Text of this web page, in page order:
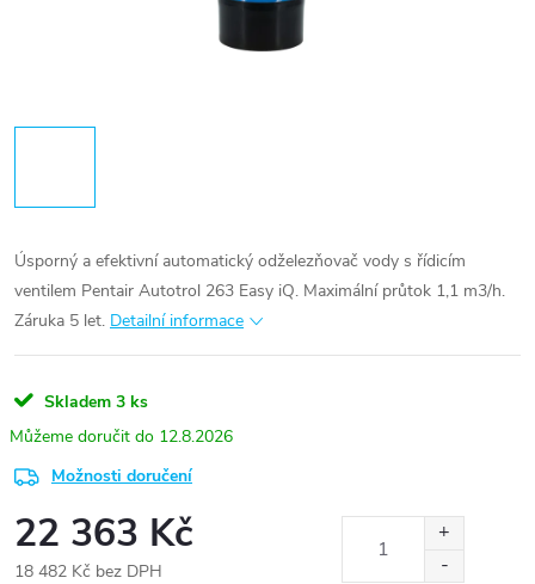
Úsporný a efektivní automatický odželezňovač vody s řídicím
ventilem Pentair Autotrol 263 Easy iQ. Maximální průtok 1,1 m3/h.
Záruka 5 let. Detailní informace
Skladem 3 ks
12.8.2026
Možnosti doručení
22 363 Kč
18 482 Kč bez DPH